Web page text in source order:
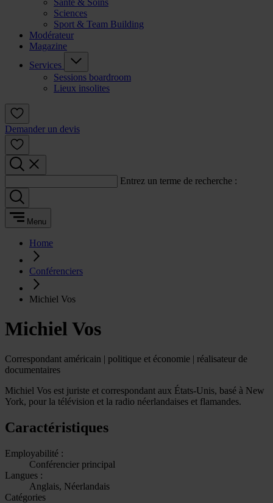
Santé & Soins
Sciences
Sport & Team Building
Modérateur
Magazine
Services
Sessions boardroom
Lieux insolites
Demander un devis
Entrez un terme de recherche :
Menu
Home
Conférenciers
Michiel Vos
Michiel Vos
Correspondant américain | politique et économie | réalisateur de
documentaires
Michiel Vos est juriste et correspondant aux États-Unis, basé à New
York, pour la télévision et la radio néerlandaises et flamandes.
Caractéristiques
Employabilité :
Conférencier principal
Langues :
Anglais, Néerlandais
Catégories